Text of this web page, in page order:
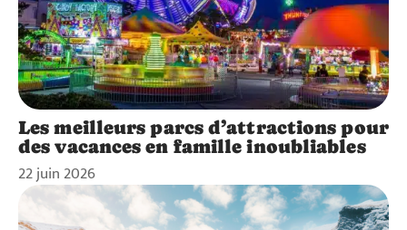
Les meilleurs parcs d’attractions pour
des vacances en famille inoubliables
22 juin 2026